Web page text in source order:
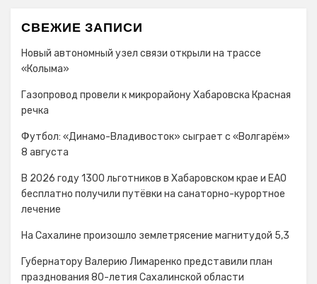
СВЕЖИЕ ЗАПИСИ
Новый автономный узел связи открыли на трассе
«Колыма»
Газопровод провели к микрорайону Хабаровска Красная
речка
Футбол: «Динамо-Владивосток» сыграет с «Волгарём»
8 августа
В 2026 году 1300 льготников в Хабаровском крае и ЕАО
бесплатно получили путёвки на санаторно-курортное
лечение
На Сахалине произошло землетрясение магнитудой 5,3
Губернатору Валерию Лимаренко представили план
празднования 80-летия Сахалинской области